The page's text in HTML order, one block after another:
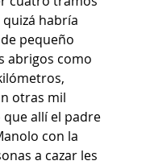
habría
pequeño
abrigos como
otras mil
allí el padre
con la
a cazar les